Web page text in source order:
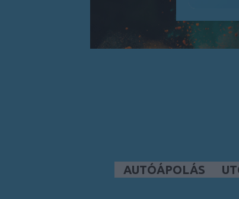
AUTÓÁPOLÁS